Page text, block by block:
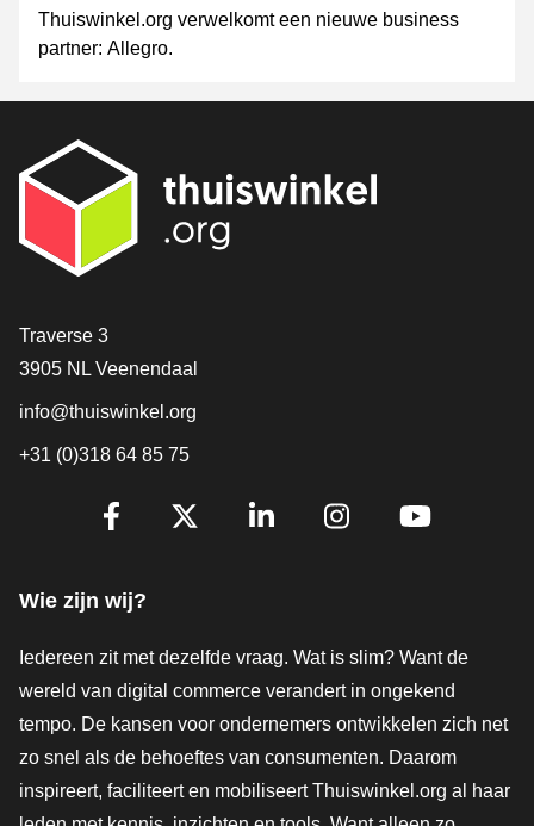
Thuiswinkel.org verwelkomt een nieuwe business
partner: Allegro.
Contact
Traverse 3
3905 NL Veenendaal
info@thuiswinkel.org
+31 (0)318 64 85 75
Volg je ons al?
Wie zijn wij?
Iedereen zit met dezelfde vraag. Wat is slim? Want de
wereld van digital commerce verandert in ongekend
tempo. De kansen voor ondernemers ontwikkelen zich net
zo snel als de behoeftes van consumenten. Daarom
inspireert, faciliteert en mobiliseert Thuiswinkel.org al haar